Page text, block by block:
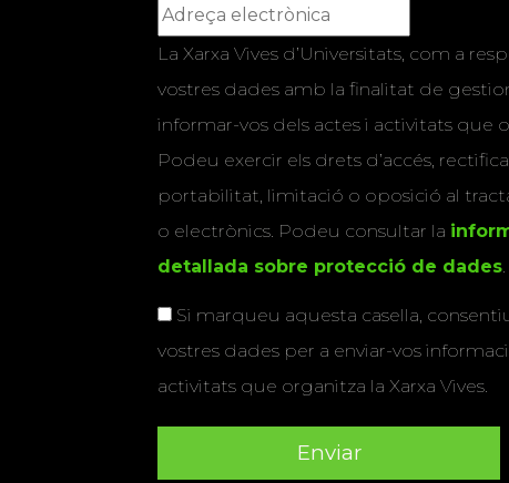
La Xarxa Vives d’Universitats, com a
vostres dades amb la finalitat de
informar-vos dels actes i activitats que
Podeu exercir els drets d’accés,
portabilitat, limitació o oposició al
o electrònics. Podeu consultar la
detallada sobre protecció de dades.
Si marqueu aquesta casella,
vostres dades per a enviar-vos
activitats que organitza la Xarxa Vives.